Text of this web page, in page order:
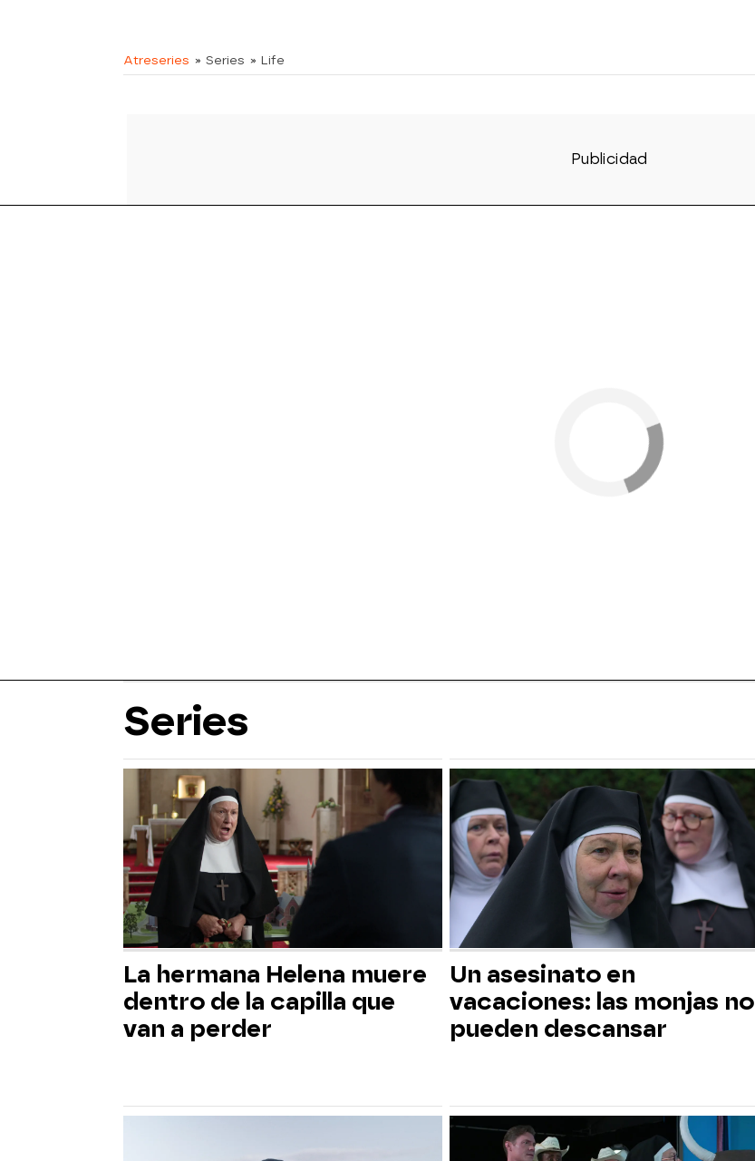
Atreseries » Series » Life
Series
La hermana Helena muere
dentro de la capilla que
van a perder
Un asesinato en
vacaciones: las monjas no
pueden descansar